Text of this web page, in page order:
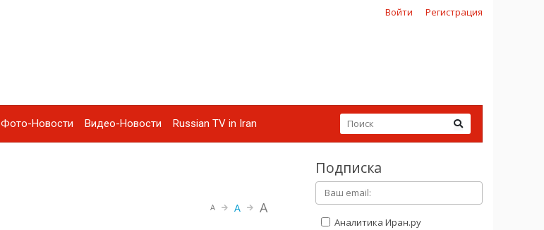
Войти Регистрация
Фото-Новости Видео-Новости Russian TV in Iran
A A A
Подписка
Аналитика Иран.ру